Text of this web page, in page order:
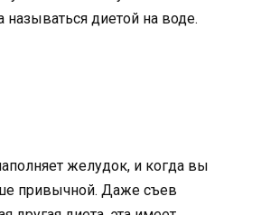
диетой на воде.
желудок, и когда вы
привычной. Даже съев